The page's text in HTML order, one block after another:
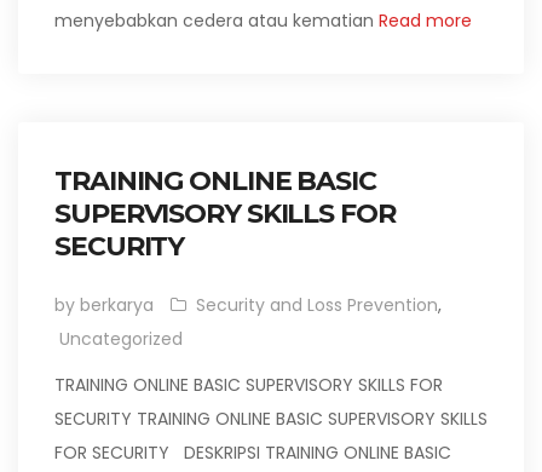
menyebabkan cedera atau kematian Read more
TRAINING ONLINE BASIC
SUPERVISORY SKILLS FOR
SECURITY
by berkarya Security and Loss Prevention,
Uncategorized
TRAINING ONLINE BASIC SUPERVISORY SKILLS FOR
SECURITY TRAINING ONLINE BASIC SUPERVISORY SKILLS
FOR SECURITY DESKRIPSI TRAINING ONLINE BASIC